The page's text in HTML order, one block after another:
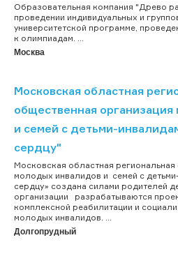
Образовательная компания "Древо
проведении индивидуальных и
университетской программе,
к олимпиадам. ...
Москва
Московская областная
общественная
и семей с детьми-
сердцу"
Московская областная
молодых инвалидов и семей с
сердцу» создана силами родителей
организации разрабатываются
комплексной реабилитации и
молодых инвалидов. ...
Долгопрудный